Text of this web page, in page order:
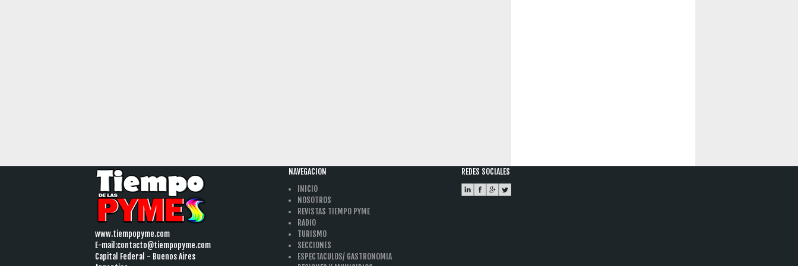
www.tiempopyme.com
E-mail:contacto@tiempopyme.com
Capital Federal - Buenos Aires
NAVEGACION
INICIO
NOSOTROS
REVISTAS TIEMPO PYME
RADIO
TURISMO
SECCIONES
ESPECTACULOS/ GASTRONOMIA
REDES SOCIALES